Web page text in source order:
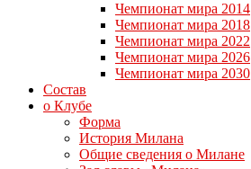
Чемпионат мира 2014
Чемпионат мира 2018
Чемпионат мира 2022
Чемпионат мира 2026
Чемпионат мира 2030
Состав
о Клубе
Форма
История Милана
Общие сведения о Милане